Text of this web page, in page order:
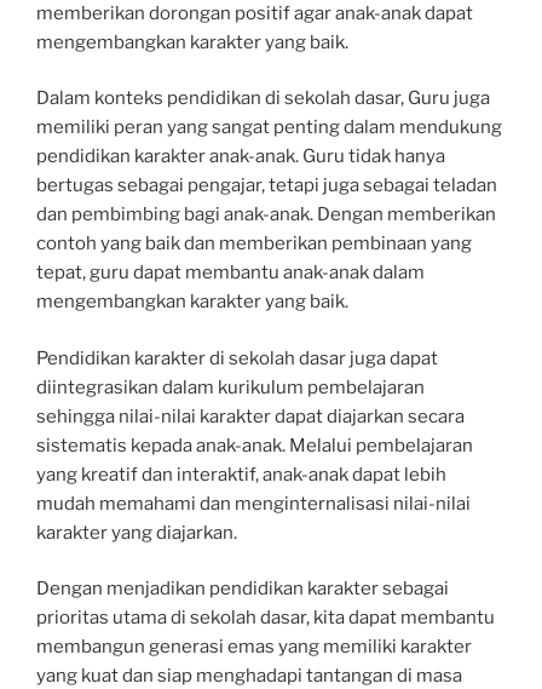
memberikan dorongan positif agar anak-anak dapat
mengembangkan karakter yang baik.
Dalam konteks pendidikan di sekolah dasar, Guru juga
memiliki peran yang sangat penting dalam mendukung
pendidikan karakter anak-anak. Guru tidak hanya
bertugas sebagai pengajar, tetapi juga sebagai teladan
dan pembimbing bagi anak-anak. Dengan memberikan
contoh yang baik dan memberikan pembinaan yang
tepat, guru dapat membantu anak-anak dalam
mengembangkan karakter yang baik.
Pendidikan karakter di sekolah dasar juga dapat
diintegrasikan dalam kurikulum pembelajaran
sehingga nilai-nilai karakter dapat diajarkan secara
sistematis kepada anak-anak. Melalui pembelajaran
yang kreatif dan interaktif, anak-anak dapat lebih
mudah memahami dan menginternalisasi nilai-nilai
karakter yang diajarkan.
Dengan menjadikan pendidikan karakter sebagai
prioritas utama di sekolah dasar, kita dapat membantu
membangun generasi emas yang memiliki karakter
yang kuat dan siap menghadapi tantangan di masa